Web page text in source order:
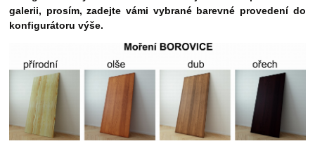
galerii, prosím, zadejte vámi vybrané barevné provedení do
konfigurátoru výše.